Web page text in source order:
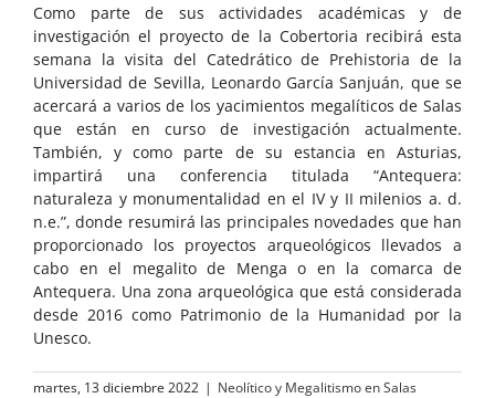
Como parte de sus actividades académicas y de
investigación el proyecto de la Cobertoria recibirá esta
semana la visita del Catedrático de Prehistoria de la
Universidad de Sevilla, Leonardo García Sanjuán, que se
acercará a varios de los yacimientos megalíticos de Salas
que están en curso de investigación actualmente.
También, y como parte de su estancia en Asturias,
impartirá una conferencia titulada “Antequera:
naturaleza y monumentalidad en el IV y II milenios a. d.
n.e.”, donde resumirá las principales novedades que han
proporcionado los proyectos arqueológicos llevados a
cabo en el megalito de Menga o en la comarca de
Antequera. Una zona arqueológica que está considerada
desde 2016 como Patrimonio de la Humanidad por la
Unesco.
martes, 13 diciembre 2022 | Neolítico y Megalitismo en Salas